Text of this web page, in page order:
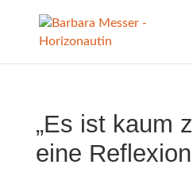
„Es ist kaum
eine Reflexion